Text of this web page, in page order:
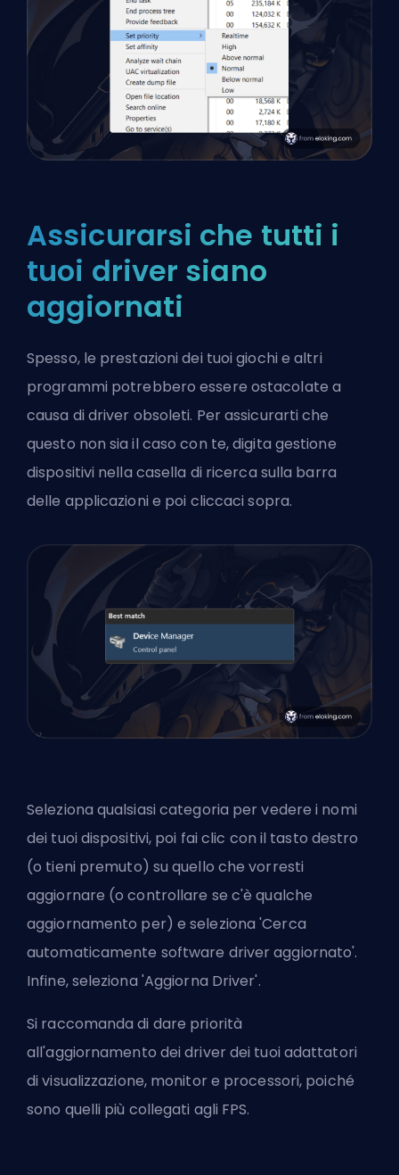
Assicurarsi che tutti i
tuoi driver siano
aggiornati
Spesso, le prestazioni dei tuoi giochi e altri
programmi potrebbero essere ostacolate a
causa di driver obsoleti. Per assicurarti che
questo non sia il caso con te, digita gestione
dispositivi nella casella di ricerca sulla barra
delle applicazioni e poi cliccaci sopra.
Seleziona qualsiasi categoria per vedere i nomi
dei tuoi dispositivi, poi fai clic con il tasto destro
(o tieni premuto) su quello che vorresti
aggiornare (o controllare se c'è qualche
aggiornamento per) e seleziona 'Cerca
automaticamente software driver aggiornato'.
Infine, seleziona 'Aggiorna Driver'.
Si raccomanda di dare priorità
all'aggiornamento dei driver dei tuoi adattatori
di visualizzazione, monitor e processori, poiché
sono quelli più collegati agli FPS.